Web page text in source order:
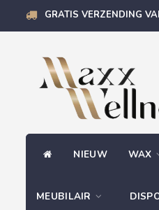
GRATIS VERZENDING
NIEUW WAX
MEUBILAIR